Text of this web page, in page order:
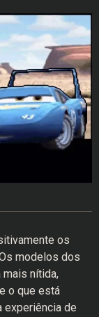
os
modelos dos
nítida,
o que está
experiência de